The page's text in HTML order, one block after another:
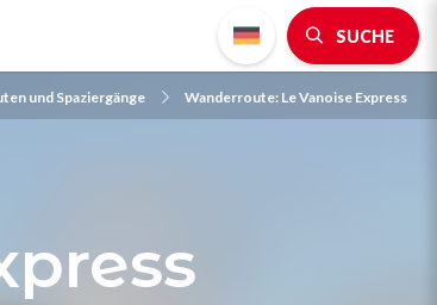
SUCHE
und Spaziergänge Wanderroute: Le Vanoise Express